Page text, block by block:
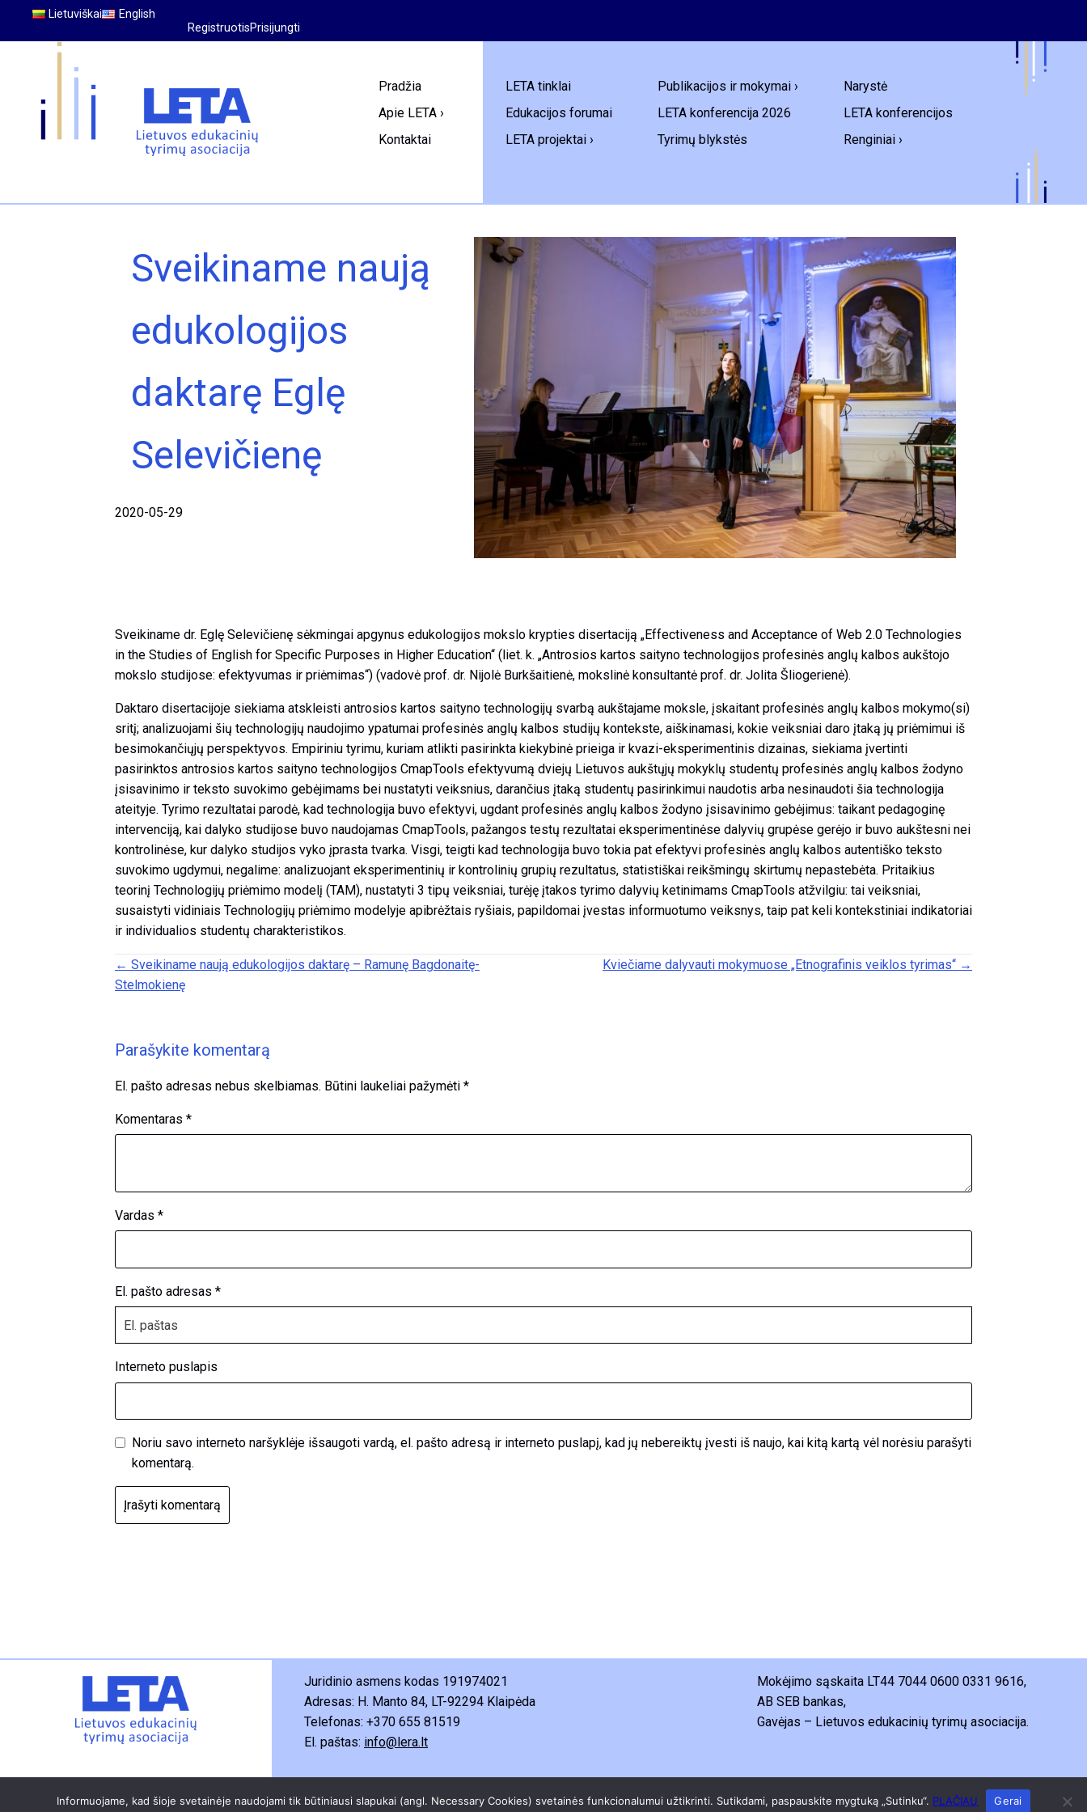
Lietuviškai
English
RegistruotisPrisijungti
Pradžia
Apie LETA ›
Kontaktai
LETA tinklai
Edukacijos forumai
LETA projektai ›
Publikacijos ir mokymai ›
LETA konferencija 2026
Tyrimų blykstės
Narystė
LETA konferencijos
Renginiai ›
Sveikiname naują
edukologijos
daktarę Eglę
Selevičienę
2020-05-29
Sveikiname dr. Eglę Selevičienę sėkmingai apgynus edukologijos mokslo krypties disertaciją „Effectiveness and Acceptance of Web 2.0 Technologies
in the Studies of English for Specific Purposes in Higher Education“ (liet. k. „Antrosios kartos saityno technologijos profesinės anglų kalbos aukštojo
mokslo studijose: efektyvumas ir priėmimas“) (vadovė prof. dr. Nijolė Burkšaitienė, mokslinė konsultantė prof. dr. Jolita Šliogerienė).
Daktaro disertacijoje siekiama atskleisti antrosios kartos saityno technologijų svarbą aukštajame moksle, įskaitant profesinės anglų kalbos mokymo(si)
sritį; analizuojami šių technologijų naudojimo ypatumai profesinės anglų kalbos studijų kontekste, aiškinamasi, kokie veiksniai daro įtaką jų priėmimui iš
besimokančiųjų perspektyvos. Empiriniu tyrimu, kuriam atlikti pasirinkta kiekybinė prieiga ir kvazi-eksperimentinis dizainas, siekiama įvertinti
pasirinktos antrosios kartos saityno technologijos CmapTools efektyvumą dviejų Lietuvos aukštųjų mokyklų studentų profesinės anglų kalbos žodyno
įsisavinimo ir teksto suvokimo gebėjimams bei nustatyti veiksnius, darančius įtaką studentų pasirinkimui naudotis arba nesinaudoti šia technologija
ateityje. Tyrimo rezultatai parodė, kad technologija buvo efektyvi, ugdant profesinės anglų kalbos žodyno įsisavinimo gebėjimus: taikant pedagoginę
intervenciją, kai dalyko studijose buvo naudojamas CmapTools, pažangos testų rezultatai eksperimentinėse dalyvių grupėse gerėjo ir buvo aukštesni nei
kontrolinėse, kur dalyko studijos vyko įprasta tvarka. Visgi, teigti kad technologija buvo tokia pat efektyvi profesinės anglų kalbos autentiško teksto
suvokimo ugdymui, negalime: analizuojant eksperimentinių ir kontrolinių grupių rezultatus, statistiškai reikšmingų skirtumų nepastebėta. Pritaikius
teorinį Technologijų priėmimo modelį (TAM), nustatyti 3 tipų veiksniai, turėję įtakos tyrimo dalyvių ketinimams CmapTools atžvilgiu: tai veiksniai,
susaistyti vidiniais Technologijų priėmimo modelyje apibrėžtais ryšiais, papildomai įvestas informuotumo veiksnys, taip pat keli kontekstiniai indikatoriai
ir individualios studentų charakteristikos.
Posts navigation
← Sveikiname naują edukologijos daktarę – Ramunę Bagdonaitę-
Stelmokienę
Kviečiame dalyvauti mokymuose „Etnografinis veiklos tyrimas“ →
Parašykite komentarą
El. pašto adresas nebus skelbiamas. Būtini laukeliai pažymėti *
Komentaras *
Vardas *
El. pašto adresas *
Interneto puslapis
Noriu savo interneto naršyklėje išsaugoti vardą, el. pašto adresą ir interneto puslapį, kad jų nebereiktų įvesti iš naujo, kai kitą kartą vėl norėsiu parašyti
komentarą.
Juridinio asmens kodas 191974021
Adresas: H. Manto 84, LT-92294 Klaipėda
Telefonas: +370 655 81519
El. paštas: info@lera.lt
Mokėjimo sąskaita LT44 7044 0600 0331 9616,
AB SEB bankas,
Gavėjas – Lietuvos edukacinių tyrimų asociacija.
© 2025 Lietuvos edukacinių tyrimų asociacija. Visos teisės saugomos.Privatumo politika
Informuojame, kad šioje svetainėje naudojami tik būtiniausi slapukai (angl. Necessary Cookies) svetainės funkcionalumui užtikrinti. Sutikdami, paspauskite mygtuką „Sutinku“. PLAČIAU Gerai